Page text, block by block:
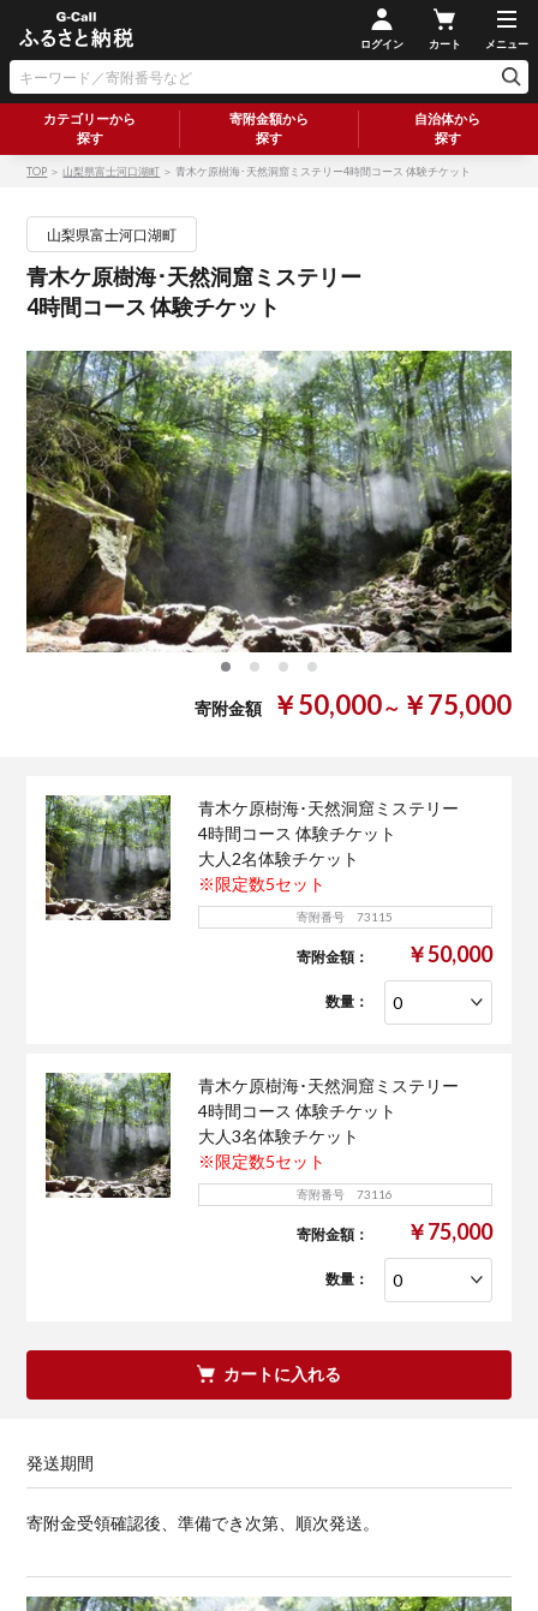
ログイン カート メニュー
カテゴリーから
探す
寄附金額から
探す
自治体から
探す
TOP ＞山梨県富士河口湖町 ＞ 青木ケ原樹海･天然洞窟ミステリー4時間コース 体験チケット
山梨県富士河口湖町
青木ケ原樹海･天然洞窟ミステリー
4時間コース 体験チケット
寄附金額 ￥50,000～ ￥75,000
青木ケ原樹海･天然洞窟ミステリー
4時間コース 体験チケット
大人2名体験チケット
※限定数5セット
寄附番号 73115
寄附金額： ￥50,000
数量：
青木ケ原樹海･天然洞窟ミステリー
4時間コース 体験チケット
大人3名体験チケット
※限定数5セット
寄附番号 73116
寄附金額： ￥75,000
数量：
カートに入れる
発送期間
寄附金受領確認後、準備でき次第、順次発送。